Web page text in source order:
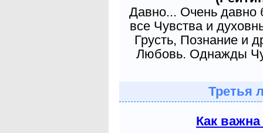
Давно... Очень давно
все Чувства и
Грусть, Познание и
Любовь. Однажды
Третья
Как